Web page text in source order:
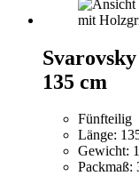
135 cm
Fünfteilig
Länge:
Gewicht:
Packmaß: